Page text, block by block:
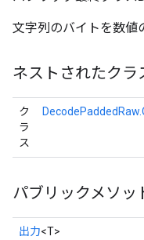
文字列のバイトを数値
ネストされたクラ
ク
ラ
ス
パブリックメソッ
出力<T>